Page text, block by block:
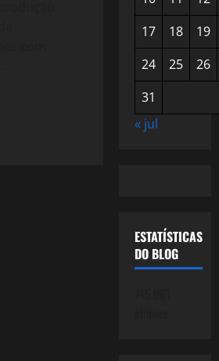
17
18
19
24
25
26
31
« jul
ESTATÍSTICAS
DO BLOG